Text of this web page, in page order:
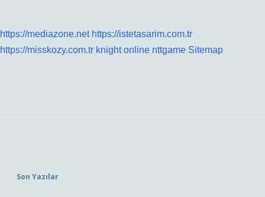
https://mediazone.net https://istetasarim.com.tr
https://misskozy.com.tr knight online nttgame Sitemap
Son Yazılar